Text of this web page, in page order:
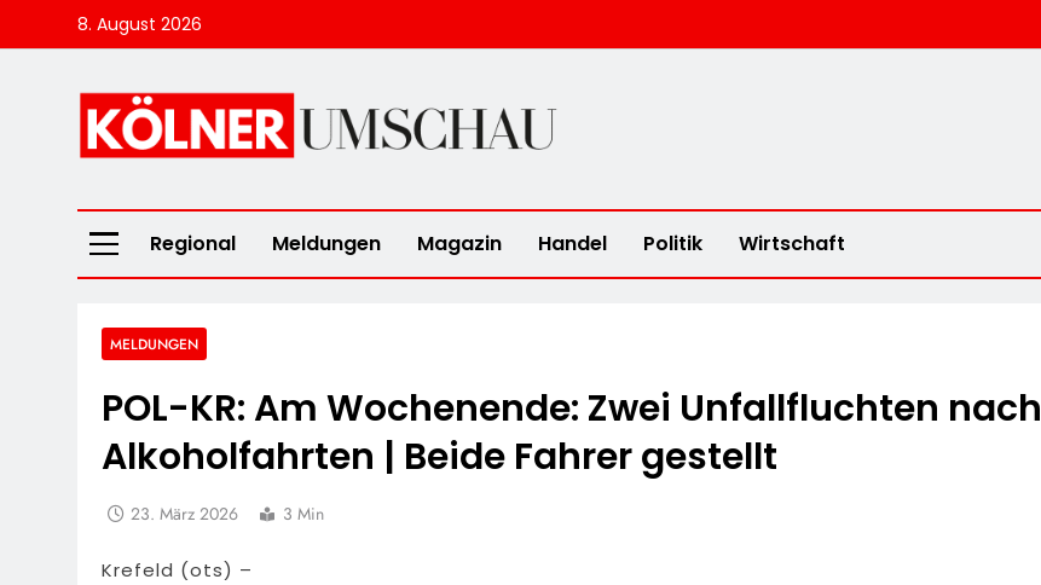
to
8. August 2026
Kölner Umschau
Regional Meldungen Magazin Handel Politik Wirtschaft
MELDUNGEN
POL-KR: Am Wochenende: Zwei Unfallfluchten nach
Alkoholfahrten | Beide Fahrer gestellt
23. März 2026 3 Min
Krefeld (ots) –